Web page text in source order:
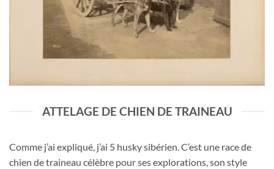
ATTELAGE DE CHIEN DE TRAINEAU
Comme j’ai expliqué, j’ai 5 husky sibérien. C’est une race de
chien de traineau célèbre pour ses explorations, son style